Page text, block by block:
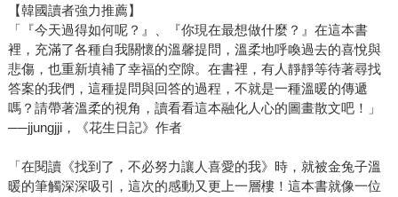
【韓國讀者強力推薦】
「『今天過得如何呢？』、『你現在最想做什麼？』在這本書
裡，充滿了各種自我關懷的溫馨提問，溫柔地呼喚過去的喜悅與
悲傷，也重新填補了幸福的空隙。在書裡，有人靜靜等待著尋找
答案的我們，這種提問與回答的過程，不就是一種溫暖的傳遞
嗎？請帶著溫柔的視角，讀看看這本融化人心的圖畫散文吧！」
──jjungjji，《花生日記》作者
「在閱讀《找到了，不必努力讓人喜愛的我》時，就被金兔子溫
暖的筆觸深深吸引，這次的感動又更上一層樓！這本書就像一位